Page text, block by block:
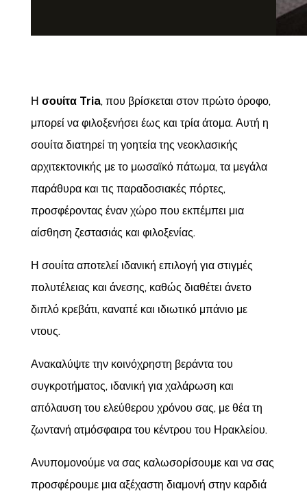
Η σουίτα Tria, που βρίσκεται στον πρώτο όροφο,
μπορεί να φιλοξενήσει έως και τρία άτομα. Αυτή η
σουίτα διατηρεί τη γοητεία της νεοκλασικής
αρχιτεκτονικής με το μωσαϊκό πάτωμα, τα μεγάλα
παράθυρα και τις παραδοσιακές πόρτες,
προσφέροντας έναν χώρο που εκπέμπει μια
αίσθηση ζεστασιάς και φιλοξενίας.
Η σουίτα αποτελεί ιδανική επιλογή για στιγμές
πολυτέλειας και άνεσης, καθώς διαθέτει άνετο
διπλό κρεβάτι, καναπέ και ιδιωτικό μπάνιο με
ντους.
Ανακαλύψτε την κοινόχρηστη βεράντα του
συγκροτήματος, ιδανική για χαλάρωση και
απόλαυση του ελεύθερου χρόνου σας, με θέα τη
ζωντανή ατμόσφαιρα του κέντρου του Ηρακλείου.
Ανυπομονούμε να σας καλωσορίσουμε και να σας
προσφέρουμε μια αξέχαστη διαμονή στην καρδιά